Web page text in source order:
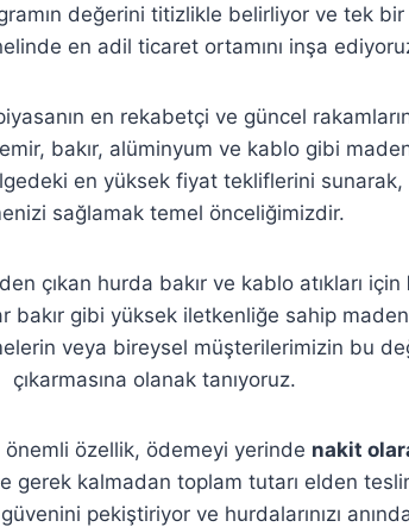
değerini titizlikle belirliyor ve tek
en adil ticaret ortamını inşa
en rekabetçi ve güncel
bakır, alüminyum ve kablo gibi
en yüksek fiyat tekliflerini
sağlamak temel önceliğimizdir.
çıkan hurda bakır ve kablo atıkları için
bakır gibi yüksek iletkenliğe sahip
veya bireysel müşterilerimizin bu
çıkarmasına olanak tanıyoruz.
önemli özellik, ödemeyi yerinde nakit
kalmadan toplam tutarı elden
pekiştiriyor ve hurdalarınızı